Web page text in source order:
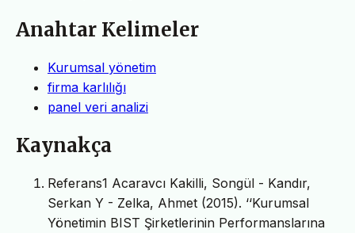
Anahtar Kelimeler
Kurumsal yönetim
firma karlılığı
panel veri analizi
Kaynakça
Referans1 Acaravcı Kakilli, Songül - Kandır,
Serkan Y - Zelka, Ahmet (2015). ‘‘Kurumsal
Yönetimin BIST Şirketlerinin Performanslarına